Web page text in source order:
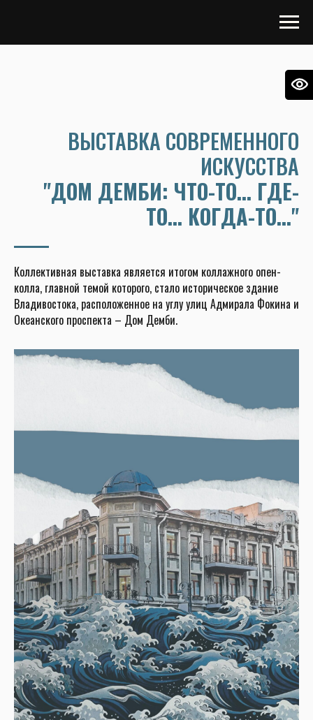
ВЫСТАВКА СОВРЕМЕННОГО
ИСКУССТВА
"ДОМ ДЕМБИ: ЧТО-ТО... ГДЕ-
ТО... КОГДА-ТО..."
Коллективная выставка является итогом коллажного опен-
колла, главной темой которого, стало историческое здание
Владивостока, расположенное на углу улиц Адмирала Фокина и
Океанского проспекта – Дом Демби.